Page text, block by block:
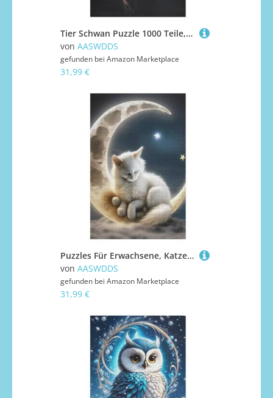
Tier Schwan Puzzle 1000 Teile, Holzpuzzle Für Erwachsene Kinder, Impossible Puzzles, Geschicklichkeitsspiel Für Die Ganze Familie 78×53cm
von AASWDDS
gefunden bei Amazon Marketplace
31,99 €
Puzzles Für Erwachsene, Katze Puzzle, 1000 Teile, Kreatives, Geistiges Spielzeug, Kinder, Montagespiele 78×53cm
von AASWDDS
gefunden bei Amazon Marketplace
31,99 €